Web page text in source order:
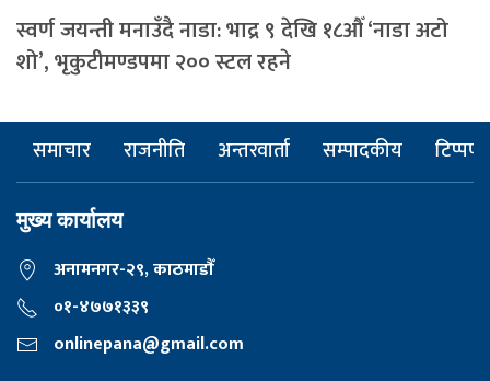
स्वर्ण जयन्ती मनाउँदै नाडा: भाद्र ९ देखि १८औँ ‘नाडा अटो
शो’, भृकुटीमण्डपमा २०० स्टल रहने
समाचार राजनीति अन्तरवार्ता सम्पादकीय टिप्पणी
मुख्य कार्यालय
अनामनगर-२९, काठमाडाैँ
०१-४७७१३३९
onlinepana@gmail.com